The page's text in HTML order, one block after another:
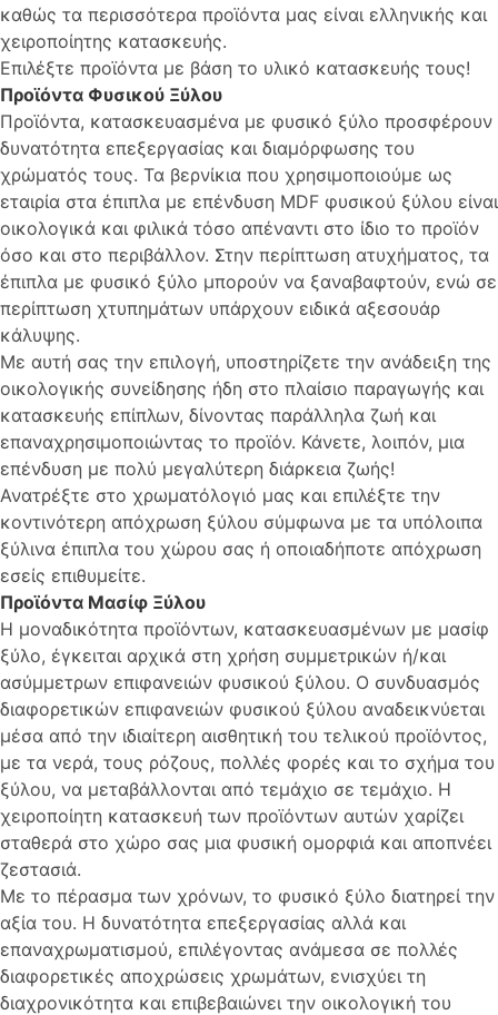
καθώς τα περισσότερα προϊόντα μας είναι ελληνικής και
χειροποίητης κατασκευής.
Επιλέξτε προϊόντα με βάση το υλικό κατασκευής τους!
Προϊόντα Φυσικού Ξύλου
Προϊόντα, κατασκευασμένα με φυσικό ξύλο προσφέρουν
δυνατότητα επεξεργασίας και διαμόρφωσης του
χρώματός τους. Τα βερνίκια που χρησιμοποιούμε ως
εταιρία στα έπιπλα με επένδυση MDF φυσικού ξύλου είναι
οικολογικά και φιλικά τόσο απέναντι στο ίδιο το προϊόν
όσο και στο περιβάλλον. Στην περίπτωση ατυχήματος, τα
έπιπλα με φυσικό ξύλο μπορούν να ξαναβαφτούν, ενώ σε
περίπτωση χτυπημάτων υπάρχουν ειδικά αξεσουάρ
κάλυψης.
Με αυτή σας την επιλογή, υποστηρίζετε την ανάδειξη της
οικολογικής συνείδησης ήδη στο πλαίσιο παραγωγής και
κατασκευής επίπλων, δίνοντας παράλληλα ζωή και
επαναχρησιμοποιώντας το προϊόν. Κάνετε, λοιπόν, μια
επένδυση με πολύ μεγαλύτερη διάρκεια ζωής!
Ανατρέξτε στο χρωματόλογιό μας και επιλέξτε την
κοντινότερη απόχρωση ξύλου σύμφωνα με τα υπόλοιπα
ξύλινα έπιπλα του χώρου σας ή οποιαδήποτε απόχρωση
εσείς επιθυμείτε.
Προϊόντα Μασίφ Ξύλου
Η μοναδικότητα προϊόντων, κατασκευασμένων με μασίφ
ξύλο, έγκειται αρχικά στη χρήση συμμετρικών ή/και
ασύμμετρων επιφανειών φυσικού ξύλου. Ο συνδυασμός
διαφορετικών επιφανειών φυσικού ξύλου αναδεικνύεται
μέσα από την ιδιαίτερη αισθητική του τελικού προϊόντος,
με τα νερά, τους ρόζους, πολλές φορές και το σχήμα του
ξύλου, να μεταβάλλονται από τεμάχιο σε τεμάχιο. Η
χειροποίητη κατασκευή των προϊόντων αυτών χαρίζει
σταθερά στο χώρο σας μια φυσική ομορφιά και αποπνέει
ζεστασιά.
Με το πέρασμα των χρόνων, το φυσικό ξύλο διατηρεί την
αξία του. Η δυνατότητα επεξεργασίας αλλά και
επαναχρωματισμού, επιλέγοντας ανάμεσα σε πολλές
διαφορετικές αποχρώσεις χρωμάτων, ενισχύει τη
διαχρονικότητα και επιβεβαιώνει την οικολογική του